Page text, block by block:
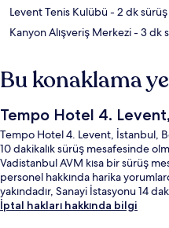
Levent Tenis Kulübü- 2 dk sürüş
Kanyon Alışveriş Merkezi- 3 dk
Bu konaklama
Tempo Hotel 4.
Tempo Hotel 4. Levent, İstanbul,
10 dakikalık sürüş mesafesinde
Vadistanbul AVM kısa bir sürüş
personel hakkında harika
yakındadır, Sanayi İstasyonu 14
İptal hakları hakkında bilgi